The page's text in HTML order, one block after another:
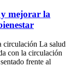
y mejorar la
circulación La salud
con la circulación
frente al